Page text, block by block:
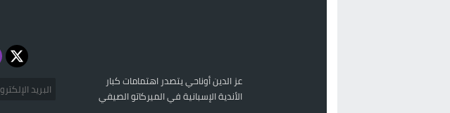
عز الدين أوناحي يتصدر اهتمامات كبار
الأندية الإسبانية في الميركاتو الصيفي